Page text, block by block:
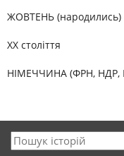
ЖОВТЕНЬ (народились)
XX століття
НІМЕЧЧИНА (ФРН, НДР,